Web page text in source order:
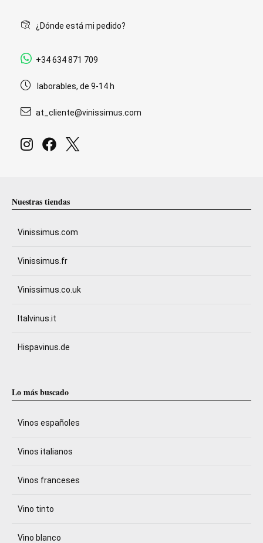
¿Dónde está mi pedido?
+34 634 871 709
laborables, de 9-14 h
at_cliente@vinissimus.com
Nuestras tiendas
Vinissimus.com
Vinissimus.fr
Vinissimus.co.uk
Italvinus.it
Hispavinus.de
Lo más buscado
Vinos españoles
Vinos italianos
Vinos franceses
Vino tinto
Vino blanco